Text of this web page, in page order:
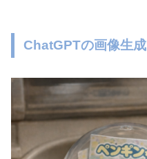
ChatGPTの画像生成